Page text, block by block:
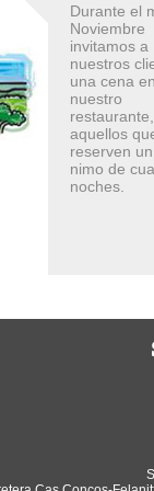
Durante el
Noviembre
invitamos a
nuestros
una cena en
nuestro
aquellos
reserven
nimo de
noches.